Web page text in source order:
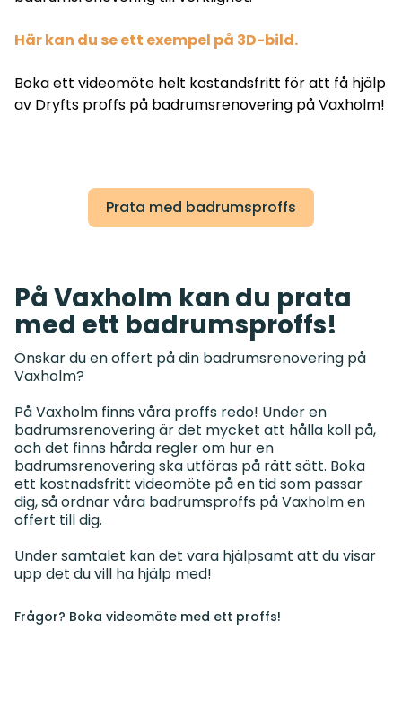
Här kan du se ett exempel på 3D-bild.
Boka ett videomöte helt kostandsfritt för att få hjälp
av Dryfts proffs på badrumsrenovering på Vaxholm!
Prata med badrumsproffs
På Vaxholm kan du prata
med ett badrumsproffs!
Önskar du en offert på din badrumsrenovering på
Vaxholm?
På Vaxholm finns våra proffs redo! Under en
badrumsrenovering är det mycket att hålla koll på,
och det finns hårda regler om hur en
badrumsrenovering ska utföras på rätt sätt. Boka
ett kostnadsfritt videomöte på en tid som passar
dig, så ordnar våra badrumsproffs på Vaxholm en
offert till dig.
Under samtalet kan det vara hjälpsamt att du visar
Frågor? Boka videomöte med ett proffs!